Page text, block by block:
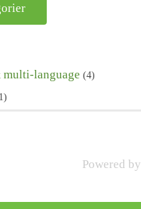
language (4)
Powered by